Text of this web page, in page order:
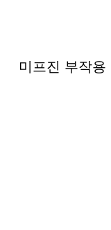
미프진 부작용